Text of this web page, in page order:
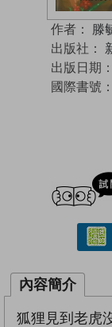
作者： 滕
出版社：
出版日期：
國際書號：
內容簡介
狐狸見到老虎